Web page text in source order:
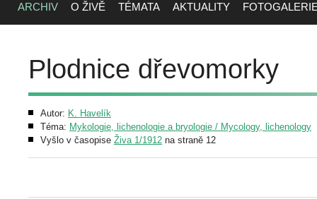
ARCHIV O ŽIVĚ TÉMATA AKTUALITY
Plodnice dřevomorky
Autor: K. Havelík
Téma: Mykologie, lichenologie a bryologie / Mycology, lichenology
Vyšlo v časopise Živa 1/1912 na straně 12